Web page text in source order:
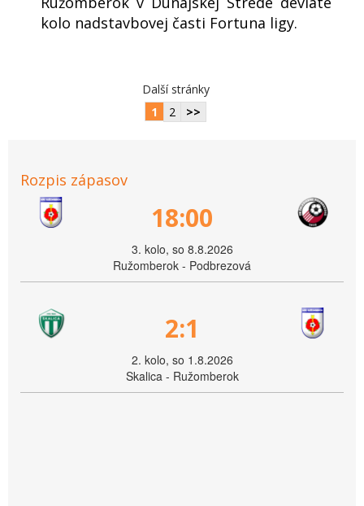
kolo nadstavbovej časti Fortuna ligy.
Další stránky
1
2 >>
Rozpis zápasov
18:00
3. kolo, so 8.8.2026
Ružomberok - Podbrezová
2:1
2. kolo, so 1.8.2026
Skalica - Ružomberok